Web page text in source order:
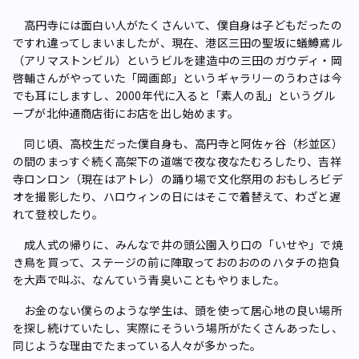
高円寺には面白い人がたくさんいて、僕自身は子どもだったの
ですれ違ってしまいましたが、現在、港区三田の聖坂に蟻鱒鳶ル
（アリマストンビル）というビルを建造中の三田のガウディ・岡
啓輔さんがやっていた「岡画郎」というギャラリーのうわさは今
でも耳にしますし、2000年代に入ると「素人の乱」というグル
ープが北仲通商店街にお店を出し始めます。
同じ頃、高校生だった僕自身も、高円寺と阿佐ヶ谷（杉並区）
の間のまっすぐ続く高架下の道端で夜な夜なたむろしたり、吉祥
寺ロンロン（現在はアトレ）の踊り場で文化祭用のおもしろビデ
オを撮影したり、ハロウィンの日にはそこで着替えて、わざと遅
れて登校したり。
成人式の帰りに、みんなで井の頭公園入り口の「いせや」で焼
き鳥を買って、ステージの前に陣取っておのおののハタチの抱負
を大声で叫ぶ、なんていう青臭いこともやりました。
お金のない僕らのような学生は、頭を使って居心地の良い場所
を探し続けていたし、実際にそういう場所がたくさんあったし、
同じような理由でたまっている人々が多かった。